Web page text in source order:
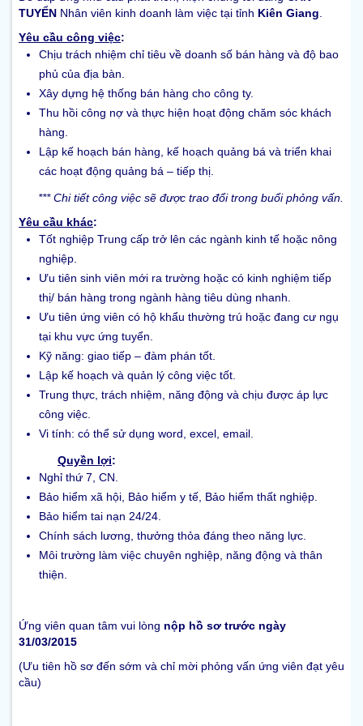
TUYỂN Nhân viên kinh doanh làm việc tại tỉnh Kiên Giang
Yêu cầu công việc:
Chịu trách nhiệm chỉ tiêu về doanh số bán hàng và độ bao
phủ của địa bàn.
Xây dựng hệ thống bán hàng cho công ty.
Thu hồi công nợ và thực hiện hoạt động chăm sóc khách
hàng.
Lập kế hoạch bán hàng, kế hoạch quảng bá và triển khai
các hoạt động quảng bá – tiếp thị.
*** Chi tiết công việc sẽ được trao đổi trong buổi phỏng vấn.
Yêu cầu khác:
Tốt nghiệp Trung cấp trở lên các ngành kinh tế hoặc nông
nghiệp.
Ưu tiên sinh viên mới ra trường hoặc có kinh nghiệm tiếp
thị/ bán hàng trong ngành hàng tiêu dùng nhanh.
Ưu tiên ứng viên có hộ khẩu thường trú hoặc đang cư ngụ
tại khu vực ứng tuyển.
Kỹ năng: giao tiếp – đàm phán tốt.
Lập kế hoạch và quản lý công việc tốt.
Trung thực, trách nhiệm, năng động và chịu được áp lực
công việc.
Vi tính: có thể sử dụng word, excel, email.
Quyền lợi:
Nghỉ thứ 7, CN.
Bảo hiểm xã hội, Bảo hiểm y tế, Bảo hiểm thất nghiệp.
Bảo hiểm tai nạn 24/24.
Chính sách lương, thưởng thỏa đáng theo năng lực.
Môi trường làm việc chuyên nghiệp, năng động và thân
thiện.
Ứng viên quan tâm vui lòng nộp hồ sơ trước ngày
31/03/2015
(Ưu tiên hồ sơ đến sớm và chỉ mời phỏng vấn ứng viên đạt yêu
cầu)